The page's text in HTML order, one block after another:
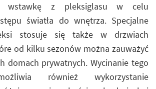
wstawkę z pleksiglasu w celu
światła do wnętrza. Specjalne
stosuje się także w drzwiach
od kilku sezonów można zauważyć
domach prywatnych. Wycinanie tego
również wykorzystanie